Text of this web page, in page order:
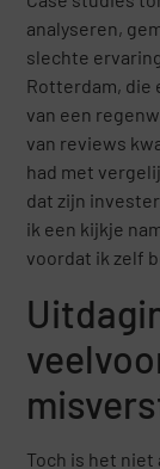
analyseren,
slechte
Rotterdam, die
van een
van reviews
had met
dat zijn
ik een kijkje
voordat ik zelf
Toch is het